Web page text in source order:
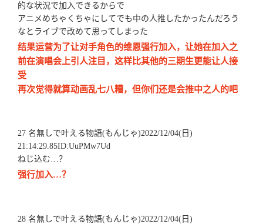
的な状況で加入できるからで
アニメめちゃくちゃにしてでも中の人推したかったんだろう
なとライブで改めて思ってしまった
结果运营为了让对手角色的维恩强行加入，让她在加入之
前在演唱会上引人注目，这样比其他的三期生更能让人接
受
再次觉得就算动画乱七八糟，但你们还是会推中之人的吧
27 名無しで叶える物語(もんじゃ)2022/12/04(日)
21:14:29.85ID:UuPMw7Ud
ねじ込む…？
强行加入…？
28 名無しで叶える物語(もんじゃ)2022/12/04(日)